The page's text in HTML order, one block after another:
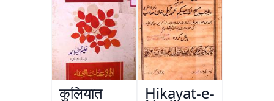
कुलियात Hikayat-e-